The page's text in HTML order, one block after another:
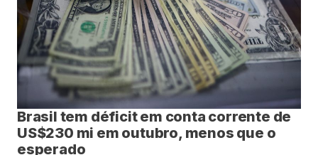
Brasil tem déficit em conta corrente de
US$230 mi em outubro, menos que o
esperado